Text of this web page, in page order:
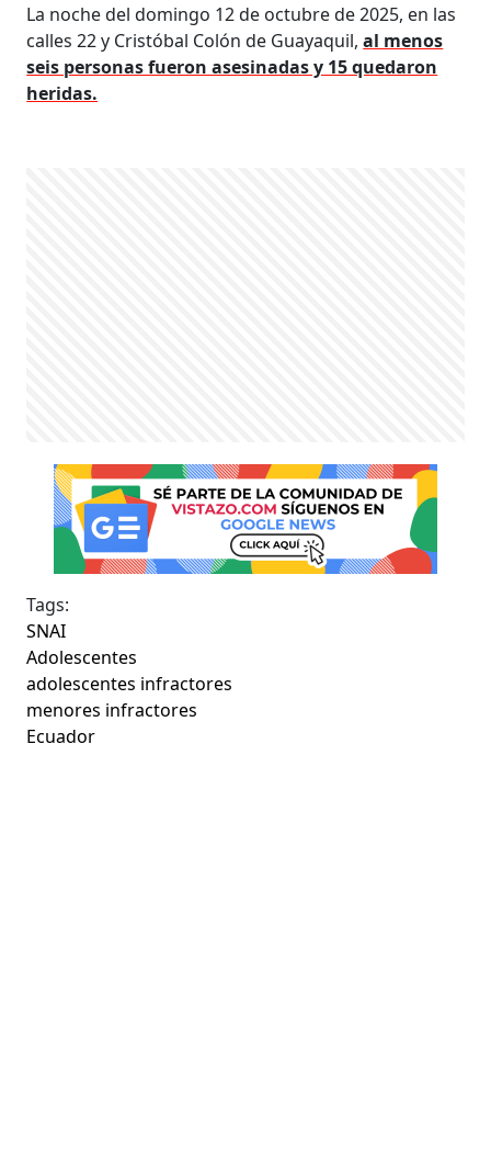
La noche del domingo 12 de octubre de 2025, en las
calles 22 y Cristóbal Colón de Guayaquil,al menos
seis personas fueron asesinadas y 15 quedaron
heridas.
Tags:
SNAI
Adolescentes
adolescentes infractores
menores infractores
Ecuador